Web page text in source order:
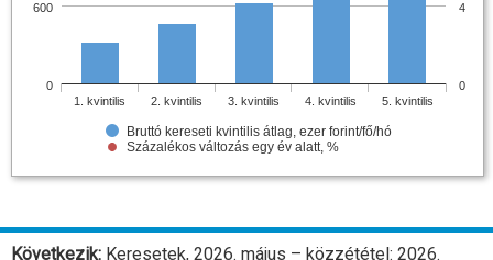
Bruttó kereseti kvintilis átlag, ezer forint/fő/hó
Százalékos változás egy év alatt, %
1. kvintilis 2. kvintilis 3. kvintilis 4. kvintilis 5. kvintilis
0
600
0
4
Következik: Keresetek, 2026. május – közzététel: 2026.